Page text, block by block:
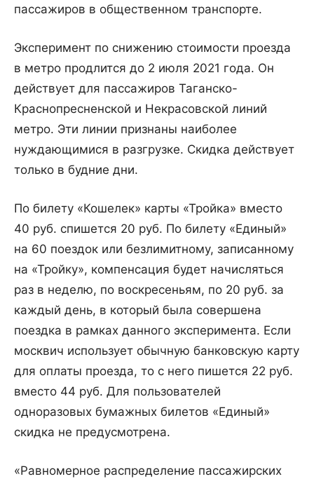
пассажиров в общественном транспорте.
Эксперимент по снижению стоимости проезда
в метро продлится до 2 июля 2021 года. Он
действует для пассажиров Таганско-
Краснопресненской и Некрасовской линий
метро. Эти линии признаны наиболее
нуждающимися в разгрузке. Скидка действует
только в будние дни.
По билету «Кошелек» карты «Тройка» вместо
40 руб. спишется 20 руб. По билету «Единый»
на 60 поездок или безлимитному, записанному
на «Тройку», компенсация будет начисляться
раз в неделю, по воскресеньям, по 20 руб. за
каждый день, в который была совершена
поездка в рамках данного эксперимента. Если
москвич использует обычную банковскую карту
для оплаты проезда, то с него пишется 22 руб.
вместо 44 руб. Для пользователей
одноразовых бумажных билетов «Единый»
скидка не предусмотрена.
«Равномерное распределение пассажирских